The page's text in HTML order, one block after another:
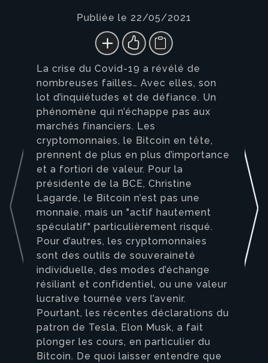
Publiée le 22/05/2021
La crise du Covid-19 a révélé de
nombreuses failles… Avec elles, son
lot d’inquiétudes et de défiance. Un
phénomène qui n’échappe pas aux
marchés financiers. Les
cryptomonnaies, le Bitcoin en tête,
prennent de plus en plus d’importance
et a fortiori de valeur. Pour la
présidente de la BCE, Christine
Lagarde, le Bitcoin n’est pas une
monnaie, mais un "actif hautement
spéculatif" particulièrement risqué.
Pour d’autres, les cryptomonnaies
sont des outils de souveraineté
individuelle, des modes d’échange
résiliant et confidentiel, ou une valeur
lucrative tournée vers l’avenir.
Pourtant, les récentes déclarations du
patron de Tesla, Elon Musk, a fait
plonger les cours, en particulier du
Bitcoin. De quoi laisser entendre que